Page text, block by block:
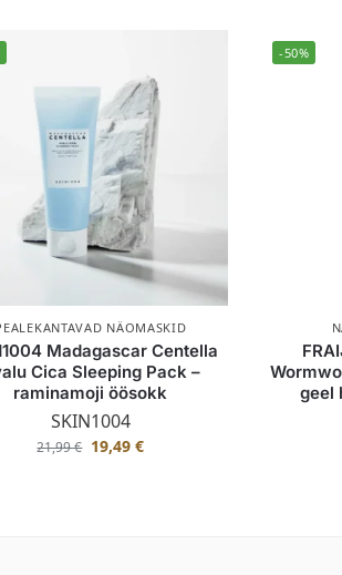
NÄOMASKID
Madagascar Centella
Cica Sleeping Pack –
raminamoji öösokk
SKIN1004
21,99€ 19,49€
-50%
geel